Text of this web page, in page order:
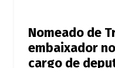
Nomeado de
embaixador
cargo de